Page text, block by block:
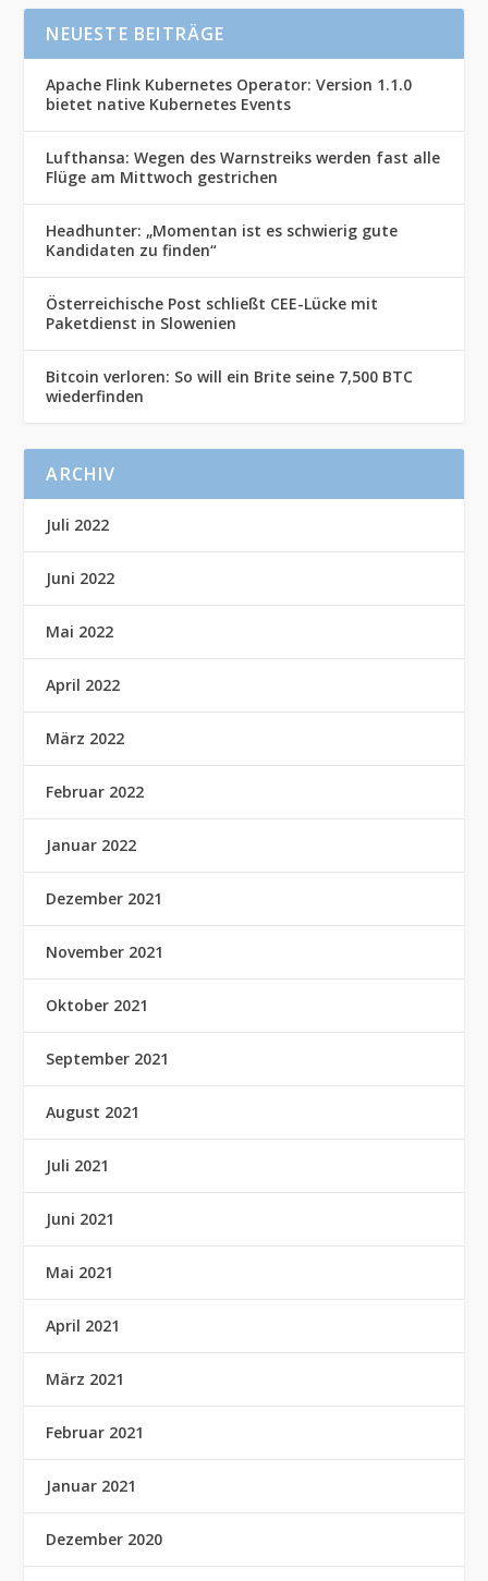
NEUESTE BEITRÄGE
Apache Flink Kubernetes Operator: Version 1.1.0
bietet native Kubernetes Events
Lufthansa: Wegen des Warnstreiks werden fast alle
Flüge am Mittwoch gestrichen
Headhunter: „Momentan ist es schwierig gute
Kandidaten zu finden“
Österreichische Post schließt CEE-Lücke mit
Paketdienst in Slowenien
Bitcoin verloren: So will ein Brite seine 7,500 BTC
wiederfinden
ARCHIV
Juli 2022
Juni 2022
Mai 2022
April 2022
März 2022
Februar 2022
Januar 2022
Dezember 2021
November 2021
Oktober 2021
September 2021
August 2021
Juli 2021
Juni 2021
Mai 2021
April 2021
März 2021
Februar 2021
Januar 2021
Dezember 2020